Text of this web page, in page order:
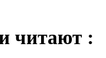
читают :